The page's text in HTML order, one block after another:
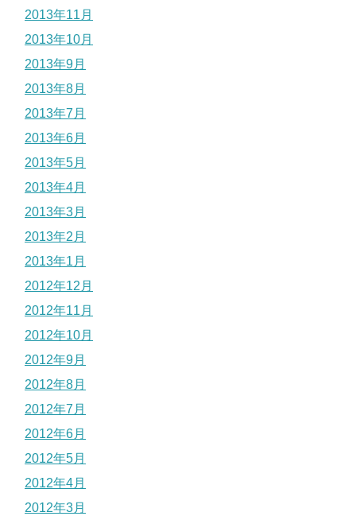
2013年11月
2013年10月
2013年9月
2013年8月
2013年7月
2013年6月
2013年5月
2013年4月
2013年3月
2013年2月
2013年1月
2012年12月
2012年11月
2012年10月
2012年9月
2012年8月
2012年7月
2012年6月
2012年5月
2012年4月
2012年3月